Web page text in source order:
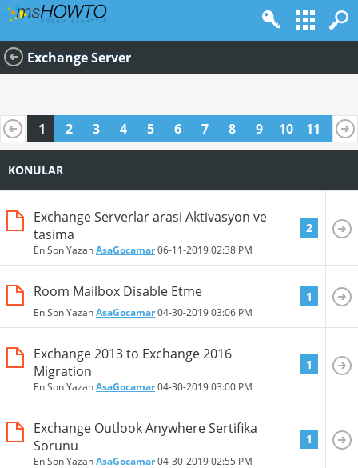
Exchange Server
1 2 3 4 5 6 7 8 9 10 11
12
KONULAR
Exchange Serverlar arasi Aktivasyon ve
tasima
En Son YazanAsaGocamar06-11-201902:38 PM
2
Room Mailbox Disable Etme
En Son YazanAsaGocamar04-30-201903:06 PM
1
Exchange 2013 to Exchange 2016
Migration
En Son YazanAsaGocamar04-30-201903:00 PM
1
Exchange Outlook Anywhere Sertifika
Sorunu
En Son YazanAsaGocamar04-30-201902:55 PM
1